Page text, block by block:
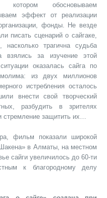
обосновываем
эффект от реализации
фонды. Не везде
писать сценарий о сайгаке,
трагична судьба
взялись за изучение этой
оказалась сайга по
из двух миллионов
истребления осталось
внести свой творческий
разбудить в зрителях
стремление защитить их…
фильм показали широкой
в Алматы, на местном
сайги увеличилось до 60-ти
к благородному делу